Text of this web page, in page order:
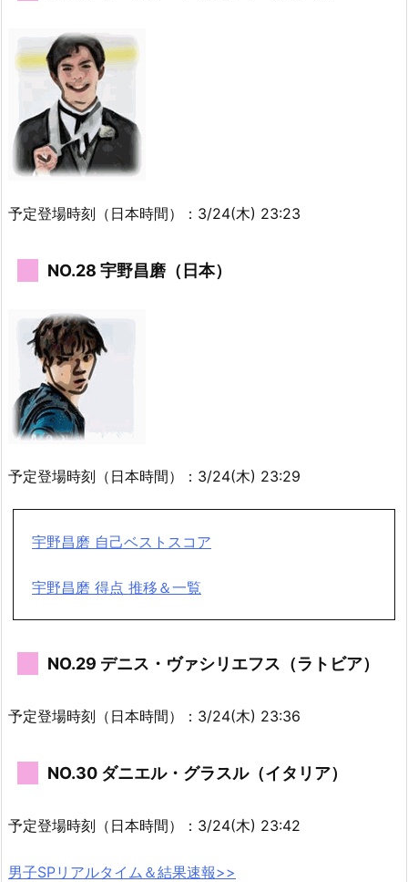
予定登場時刻（日本時間）：3/24(木) 23:23
NO.28 宇野昌磨（日本）
予定登場時刻（日本時間）：3/24(木) 23:29
宇野昌磨 自己ベストスコア
宇野昌磨 得点 推移＆一覧
NO.29 デニス・ヴァシリエフス（ラトビア）
予定登場時刻（日本時間）：3/24(木) 23:36
NO.30 ダニエル・グラスル（イタリア）
予定登場時刻（日本時間）：3/24(木) 23:42
男子SPリアルタイム＆結果速報>>